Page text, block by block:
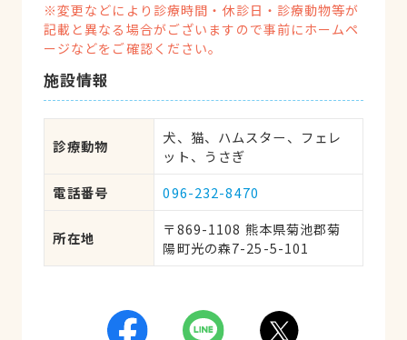
※変更などにより診療時間・休診日・診療動物等が
記載と異なる場合がございますので事前にホームペ
ージなどをご確認ください。
施設情報
診療動物
犬、猫、ハムスター、フェレ
ット、うさぎ
電話番号
096-232-8470
所在地
〒869-1108 熊本県菊池郡菊
陽町光の森7-25-5-101